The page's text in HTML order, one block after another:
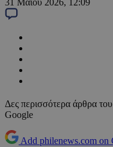
31 Μαΐου 2026, 12:09
Δες περισσότερα άρθρα
Google
Add philenews.com on